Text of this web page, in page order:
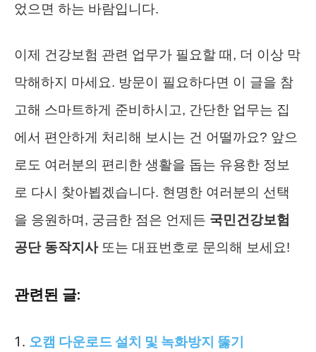
었으면 하는 바람입니다.
이제 건강보험 관련 업무가 필요할 때, 더 이상 막
막해하지 마세요. 방문이 필요하다면 이 글을 참
고해 스마트하게 준비하시고, 간단한 업무는 집
에서 편안하게 처리해 보시는 건 어떨까요? 앞으
로도 여러분의 편리한 생활을 돕는 유용한 정보
로 다시 찾아뵙겠습니다. 현명한 여러분의 선택
을 응원하며, 궁금한 점은 언제든 국민건강보험
공단 동작지사또는 대표번호로 문의해 보세요!
관련된 글:
오캠 다운로드 설치 및 녹화방지 뚫기